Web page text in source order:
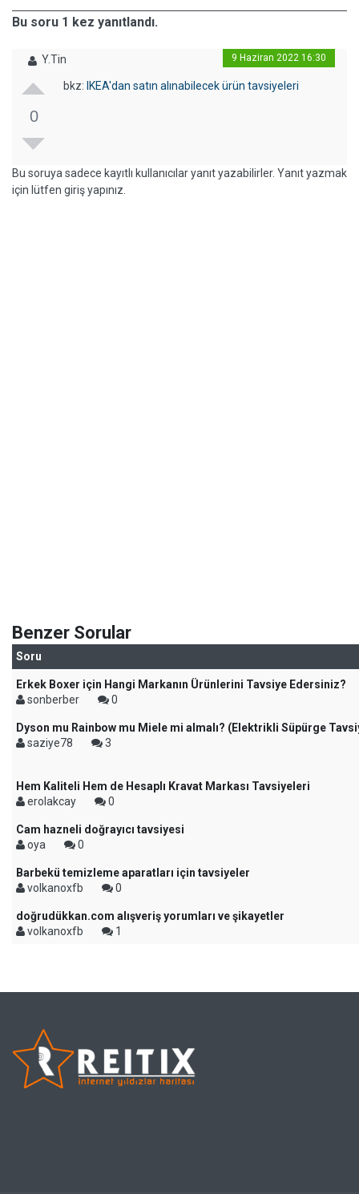
Bu soru 1 kez yanıtlandı.
Y.Tin 9 Haziran 2022 16:30
0
bkz: IKEA'dan satın alınabilecek ürün tavsiyeleri
Bu soruya sadece kayıtlı kullanıcılar yanıt yazabilirler. Yanıt yazmak
için lütfen giriş yapınız.
Benzer Sorular
Soru
Erkek Boxer için Hangi Markanın Ürünlerini Tavsiye Edersiniz?
sonberber
0
Dyson mu Rainbow mu Miele mi almalı? (Elektrikli Süpürge
saziye78
3
Hem Kaliteli Hem de Hesaplı Kravat Markası Tavsiyeleri
erolakcay
0
Cam hazneli doğrayıcı tavsiyesi
oya
0
Barbekü temizleme aparatları için tavsiyeler
volkanoxfb
0
doğrudükkan.com alışveriş yorumları ve şikayetler
volkanoxfb
1